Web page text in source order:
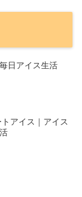
日アイス生活
アイス｜アイス